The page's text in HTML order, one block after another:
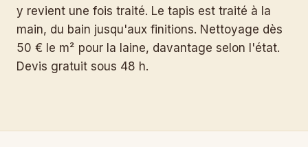
y revient une fois traité. Le tapis est traité à la
main, du bain jusqu'aux finitions. Nettoyage dès
50 € le m² pour la laine, davantage selon l'état.
Devis gratuit sous 48 h.